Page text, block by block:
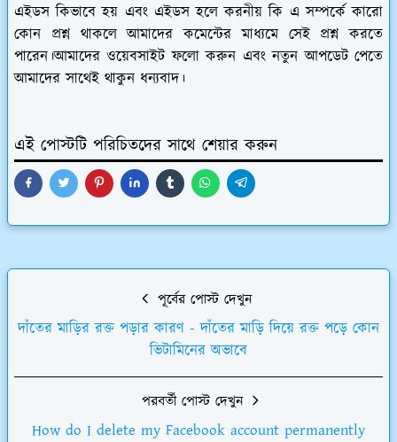
এইডস কিভাবে হয় এবং এইডস হলে করনীয় কি এ সম্পর্কে কারো
কোন প্রশ্ন থাকলে আমাদের কমেন্টের মাধ্যমে সেই প্রশ্ন করতে
পারেন।আমাদের ওয়েবসাইট ফলো করুন এবং নতুন আপডেট পেতে
আমাদের সাথেই থাকুন ধন্যবাদ।
এই পোস্টটি পরিচিতদের সাথে শেয়ার করুন
পূর্বের পোস্ট দেখুন
দাঁতের মাড়ির রক্ত পড়ার কারণ - দাঁতের মাড়ি দিয়ে রক্ত পড়ে কোন
ভিটামিনের অভাবে
পরবর্তী পোস্ট দেখুন
How do I delete my Facebook account permanently